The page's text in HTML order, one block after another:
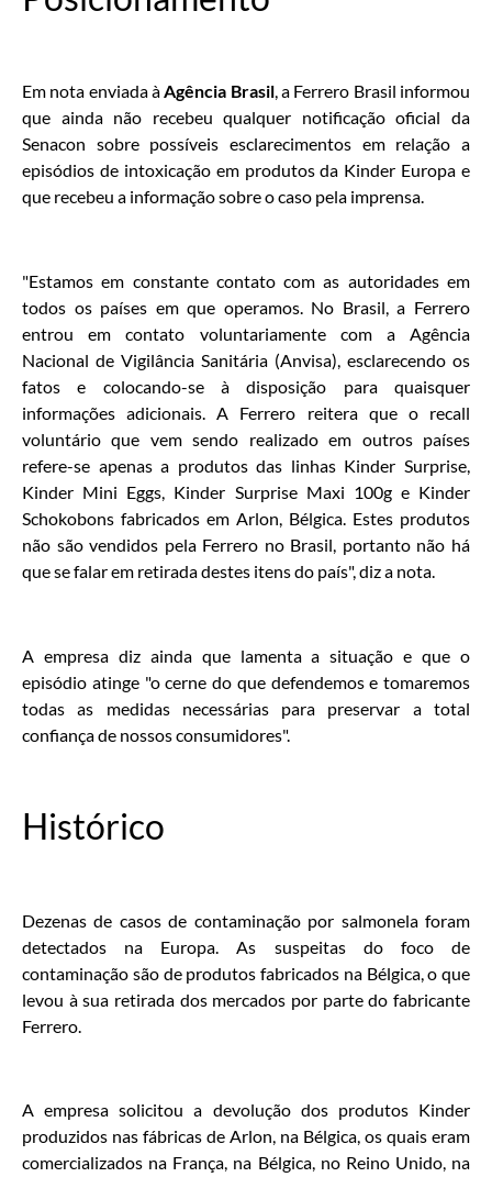
Em nota enviada àAgência Brasil, a Ferrero Brasil informou
que ainda não recebeu qualquer notificação oficial da
Senacon sobre possíveis esclarecimentos em relação a
episódios de intoxicação em produtos da Kinder Europa e
que recebeu a informação sobre o caso pela imprensa.
"Estamos em constante contato com as autoridades em
todos os países em que operamos. No Brasil, a Ferrero
entrou em contato voluntariamente com a Agência
Nacional de Vigilância Sanitária (Anvisa), esclarecendo os
fatos e colocando-se à disposição para quaisquer
informações adicionais. A Ferrero reitera que o recall
voluntário que vem sendo realizado em outros países
refere-se apenas a produtos das linhas Kinder Surprise,
Kinder Mini Eggs, Kinder Surprise Maxi 100g e Kinder
Schokobons fabricados em Arlon, Bélgica. Estes produtos
não são vendidos pela Ferrero no Brasil, portanto não há
que se falar em retirada destes itens do país", diz a nota.
A empresa diz ainda que lamenta a situação e que o
episódio atinge "o cerne do que defendemos e tomaremos
todas as medidas necessárias para preservar a total
confiança de nossos consumidores".
Histórico
Dezenas de casos de contaminação por salmonela foram
detectados na Europa. As suspeitas do foco de
contaminação são de produtos fabricados na Bélgica, o que
levou à sua retirada dos mercados por parte do fabricante
Ferrero.
A empresa solicitou a devolução dos produtos Kinder
produzidos nas fábricas de Arlon, na Bélgica, os quais eram
comercializados na França, na Bélgica, no Reino Unido, na